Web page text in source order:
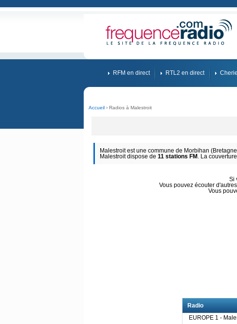
RFM en direct RTL2 en direct
Accueil › Radios à Malestroit
Malestroit est une commune de Morbihan
Malestroit dispose de 11 stations FM . La
Si
Vous pouvez écouter
Vous
Radio
EUROPE 1 -